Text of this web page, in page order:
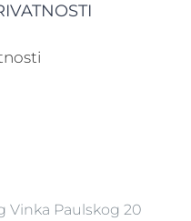
Vinka Paulskog 20